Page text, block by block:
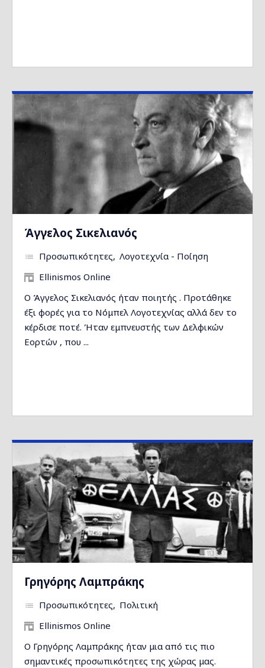
Άγγελος Σικελιανός
Προσωπικότητες Λογοτεχνία - Ποίηση
Ellinismos Online
Ο Άγγελος Σικελιανός ήταν ποιητής . Προτάθηκε
έξι φορές για το Νόμπελ Λογοτεχνίας αλλά δεν το
κέρδισε ποτέ. Ήταν εμπνευστής των Δελφικών
Εορτών , που ...
Γρηγόρης Λαμπράκης
Προσωπικότητες
Πολιτική
Ellinismos Online
Ο Γρηγόρης Λαμπράκης ήταν μια από τις πιο
σημαντικές προσωπικότητες της χώρας μας.